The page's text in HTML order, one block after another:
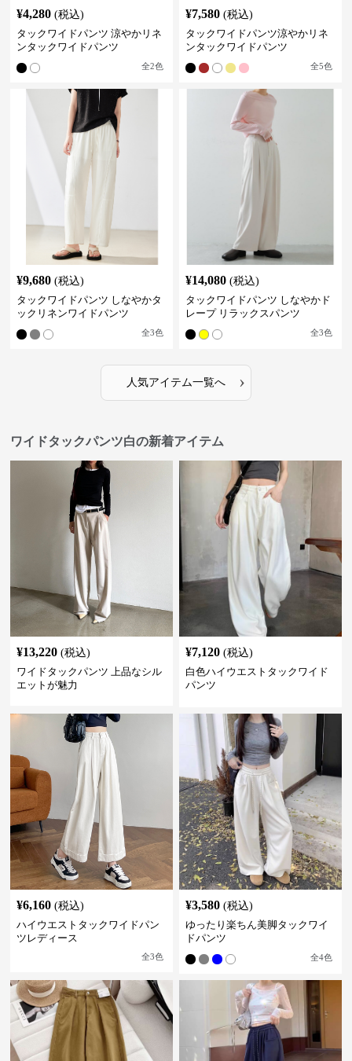
¥4,280 (税込)
タックワイドパンツ 涼やかリネ
ンタックワイドパンツ
全2色
¥7,580 (税込)
タックワイドパンツ涼やかリネ
ンタックワイドパンツ
全5色
¥9,680 (税込)
タックワイドパンツ しなやかタ
ックリネンワイドパンツ
全3色
¥14,080 (税込)
タックワイドパンツ しなやかド
レープ リラックスパンツ
全3色
人気アイテム一覧へ ›
ワイドタックパンツ白の新着アイテム
¥13,220 (税込)
ワイドタックパンツ 上品なシル
エットが魅力
¥7,120 (税込)
白色ハイウエストタックワイド
パンツ
¥6,160 (税込)
ハイウエストタックワイドパン
ツレディース
全3色
¥3,580 (税込)
ゆったり楽ちん美脚タックワイ
ドパンツ
全4色